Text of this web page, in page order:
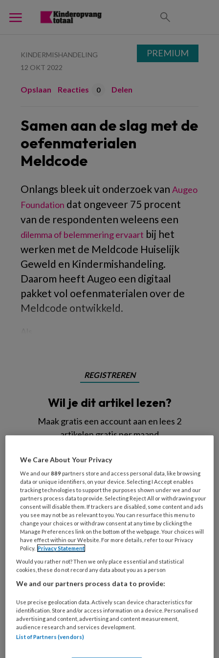
KINDERMISHANDELING
12 OKT 2022
Opslaan Reacties 0 Delen
Samen aan de slag met de
oefenmaterialen
Meldcode
Onlangs bleek uit onderzoek van Augeo
Foundation dat ongeveer 75 procent
van de respondenten weleens een
dilemma of belemmering ervaart bij het
werken met de Meldcode Huiselijk
Geweld en Kindermishandeling.
Daarom heeft Augeo een digitaal
pakket vol oefenmaterialen over de
Meldcode ontwikkeld.
REGISTREREN
Wil je dit artikel lezen?
Maak gratis een account aan en lees 2
artikelen gratis per maand
Al een account of abonnement?
Wat
is
je
e-
mailadres?
* *
Kies
je
wachtwoord*
Kies
functie *
Bij
welke
organisatie
werk
Untitled
PREMIUM
We Care About Your Privacy
We and our889 partners store and access personal data, like browsing
data or unique identifiers, on your device. Selecting I Accept enables
tracking technologies to support the purposes shown under we and our
partners process data to provide. Selecting Reject All or withdrawing your
consent will disable them. If trackers are disabled, some content and ads
you see may not be as relevant to you. You can resurface this menu to
change your choices or withdraw consent at any time by clicking the
Manage Preferences link on the bottom of the webpage. Your choices will
have effect within our Website. For more details, refer to our Privacy
Policy. Privacy Statement
Would you rather not? Then we only place essential and statistical
cookies, these do not record any data about you as a person
We and our partners process data to provide:
Use precise geolocation data. Actively scan device characteristics for
identification. Store and/or access information on a device. Personalised
advertising and content, advertising and content measurement,
audience research and services development.
List of Partners (vendors)